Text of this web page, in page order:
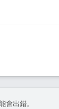
會出錯。